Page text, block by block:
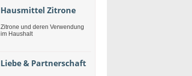
Hausmittel Zitrone
Zitrone und deren Verwendung
im Haushalt
Liebe & Partnerschaft